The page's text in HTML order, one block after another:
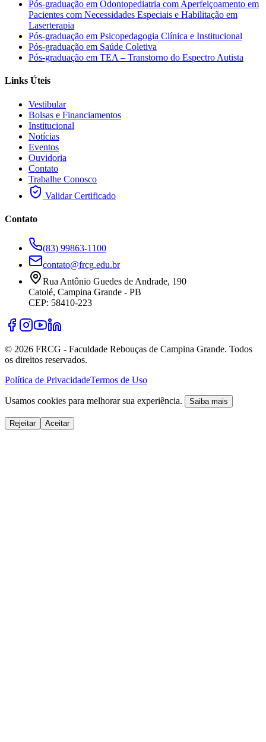
Pós-graduação em Odontopediatria com Aperfeiçoamento em
Pacientes com Necessidades Especiais e Habilitação em
Laserterapia
Pós-graduação em Psicopedagogia Clínica e Institucional
Pós-graduação em Saúde Coletiva
Pós-graduação em TEA – Transtorno do Espectro Autista
Links Úteis
Vestibular
Bolsas e Financiamentos
Institucional
Notícias
Eventos
Ouvidoria
Contato
Trabalhe Conosco
Validar Certificado
Contato
(83) 99863-1100
contato@frcg.edu.br
Rua Antônio Guedes de Andrade, 190
Catolé, Campina Grande - PB
CEP: 58410-223
© 2026 FRCG - Faculdade Rebouças de Campina Grande. Todos
os direitos reservados.
Política de PrivacidadeTermos de Uso
Usamos cookies para melhorar sua experiência. Saiba mais
Rejeitar Aceitar